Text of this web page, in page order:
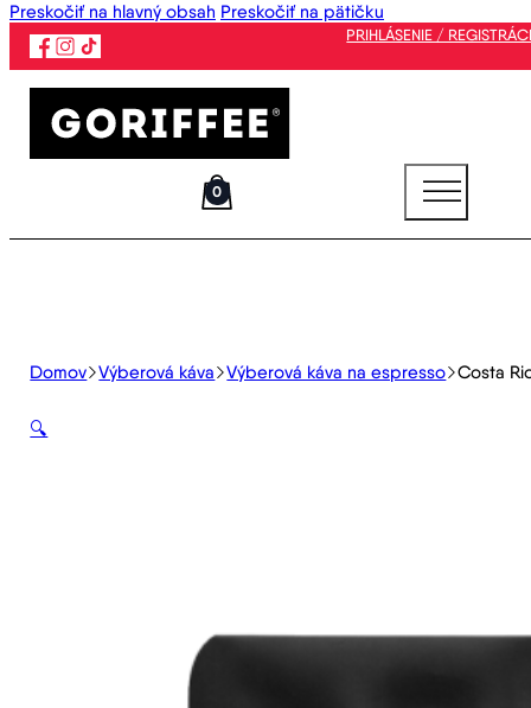
Preskočiť na hlavný obsah Preskočiť na pätičku
PRIHLÁSENIE /
0
Domov Výberová káva Výberová káva na espresso Costa
🔍